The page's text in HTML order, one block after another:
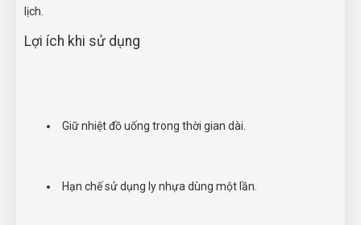
lịch.
Lợi ích khi sử dụng
Giữ nhiệt đồ uống trong thời gian dài.
Hạn chế sử dụng ly nhựa dùng một lần.